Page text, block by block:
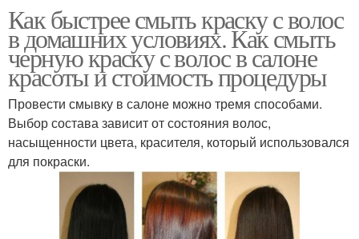
Как быстрее смыть краску с волос
в домашних условиях. Как смыть
черную краску с волос в салоне
красоты и стоимость процедуры
Провести смывку в салоне можно тремя способами.
Выбор состава зависит от состояния волос,
насыщенности цвета, красителя, который использовался
для покраски.